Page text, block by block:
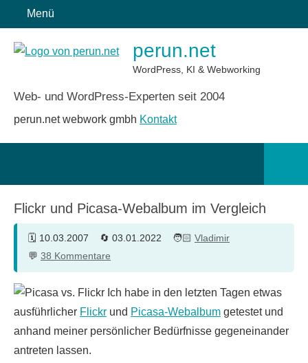
Inhalt
springen
Menü
perun.net
WordPress, KI & Webworking
Web- und WordPress-Experten seit 2004
perun.net webwork gmbh Kontakt
Flickr und Picasa-Webalbum im Vergleich
10.03.2007 03.01.2022
Vladimir
38 Kommentare
Ich habe in den letzten Tagen etwas
ausführlicher Flickr und Picasa-Webalbum getestet und
anhand meiner persönlicher Bedürfnisse gegeneinander
antreten lassen.